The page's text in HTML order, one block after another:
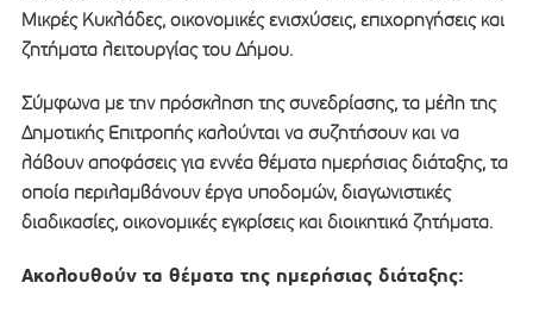
Μικρές Κυκλάδες, οικονομικές ενισχύσεις, επιχορηγήσεις και
ζητήματα λειτουργίας του Δήμου.
Σύμφωνα με την πρόσκληση της συνεδρίασης, τα μέλη της
Δημοτικής Επιτροπής καλούνται να συζητήσουν και να
λάβουν αποφάσεις για εννέα θέματα ημερήσιας διάταξης, τα
οποία περιλαμβάνουν έργα υποδομών, διαγωνιστικές
διαδικασίες, οικονομικές εγκρίσεις και διοικητικά ζητήματα.
Ακολουθούν τα θέματα της ημερήσιας διάταξης: